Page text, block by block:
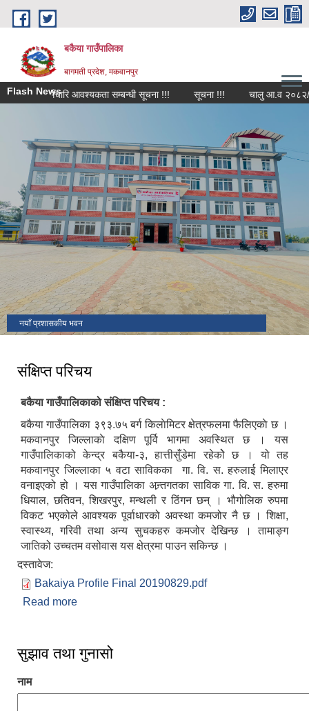
Skip to main content
बकैया गाउँपालिका
बागमती प्रदेश, मकवानपुर
Flash News
कर्मचारि आवश्यकता सम्बन्धी सूचना !!! सूचना !!! चालु आ.व २०८२/०८३
नयाँ प्रशासकीय भवन
संक्षिप्त परिचय
बकैया गाउँपालिकाको संक्षिप्त परिचय :
बकैया गाउँपालिका ३९३‍.७५ बर्ग किलाेमिटर क्षेत्रफलमा फैलिएकाे छ ।
मकवानपुर जिल्लाकाे दक्षिण पूर्वि भागमा अवस्थित छ । यस
गाउँपालिकाको केन्द्र बकैया-३, हात्तीसुँडेमा रहेकोे छ । यो तह
मकवानपुर जिल्लाका ५ वटा साविकका गा. वि. स. हरुलाई मिलाएर
वनाइएको हो । यस गाउँपालिका अन्र्तगतका साविक गा. वि. स. हरुमा
धियाल, छतिवन, शिखरपुर, मन्थली र ठिंगन छन् । भौगोलिक रुपमा
विकट भएकोले आवश्यक पूर्वाधारको अवस्था कमजोर नै छ । शिक्षा,
स्वास्थ्य, गरिवी तथा अन्य सुचकहरु कमजोर देखिन्छ । तामाङ्ग
जातिको उच्चतम वसोवास यस क्षेत्रमा पाउन सकिन्छ ।
दस्तावेज:
Bakaiya Profile Final 20190829.pdf
Read more
सुझाव तथा गुनासो
नाम